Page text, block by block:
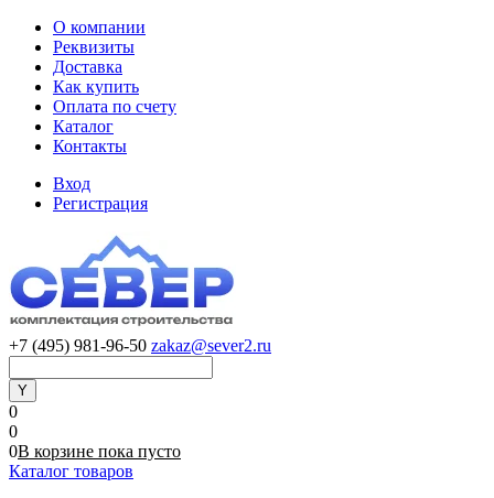
О компании
Реквизиты
Доставка
Как купить
Оплата по счету
Каталог
Контакты
Вход
Регистрация
+7 (495) 981-96-50 zakaz@sever2.ru
0
0
0В корзине пока пусто
Каталог товаров